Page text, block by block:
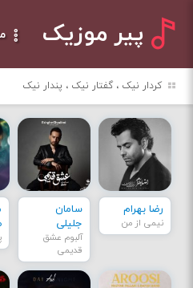
پیر موزیک
کردار نیک ، گفتار نیک ، پندار نیک
رضا بهرام
نیمی از من
سامان
جلیلی
آلبوم عشق
قدیمی